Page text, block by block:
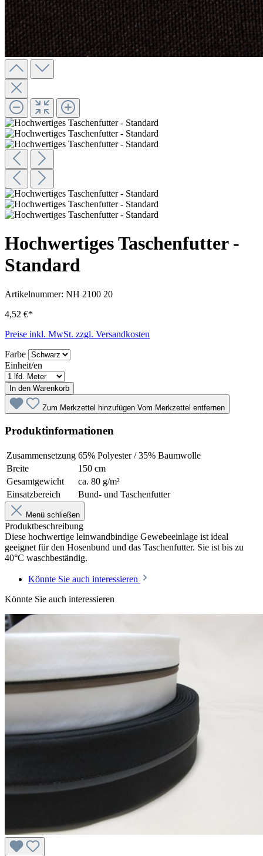
Hochwertiges Taschenfutter -
Standard
Artikelnummer: NH 2100 20
4,52 €*
Preise inkl. MwSt. zzgl. Versandkosten
Farbe
Einheit/en
In den Warenkorb
Zum Merkzettel hinzufügen Vom Merkzettel entfernen
Produktinformationen
Zusammensetzung 65% Polyester / 35% Baumwolle
Breite
150 cm
Gesamtgewicht
ca. 80 g/m²
Einsatzbereich
Bund- und Taschenfutter
Menü schließen
Produktbeschreibung
Diese hochwertige leinwandbindige Gewebeeinlage ist ideal
geeignet für den Hosenbund und das Taschenfutter. Sie ist bis zu
40°C waschbeständig.
Könnte Sie auch interessieren
Könnte Sie auch interessieren